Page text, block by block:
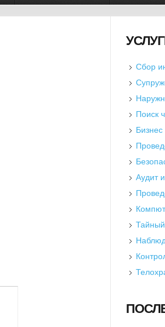
Сбор
Поиск
Бизнес
Аудит